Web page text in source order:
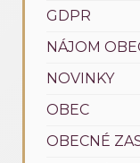
GDPR
NÁJOM
NOVINKY
OBEC
OBECNÉ